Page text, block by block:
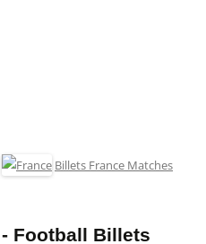
Billets France Matches